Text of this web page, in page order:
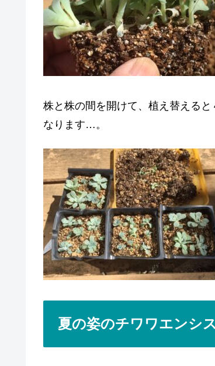
株と株の間を開けて、植え替える
なります…。
夏の姿のチワワエンシ